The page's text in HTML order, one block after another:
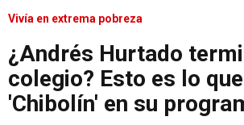
Vivía en extrema pobreza
¿Andrés Hurtado
colegio? Esto es lo
'Chibolín' en su